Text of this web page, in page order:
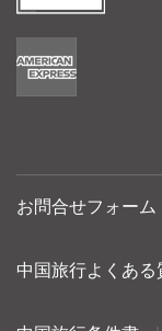
お問合せフォーム
中国旅行よくある